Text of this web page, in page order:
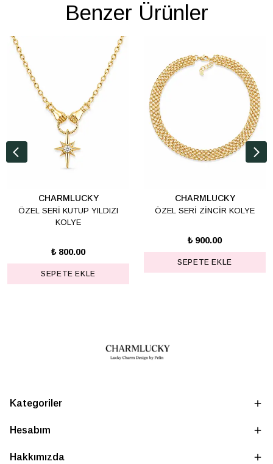
Benzer Ürünler
CHARMLUCKY
ÖZEL SERİ KUTUP YILDIZI
KOLYE
₺ 800.00
SEPETE EKLE
CHARMLUCKY
ÖZEL SERİ ZİNCİR KOLYE
₺ 900.00
SEPETE EKLE
Kategoriler
Hesabım
Hakkımızda